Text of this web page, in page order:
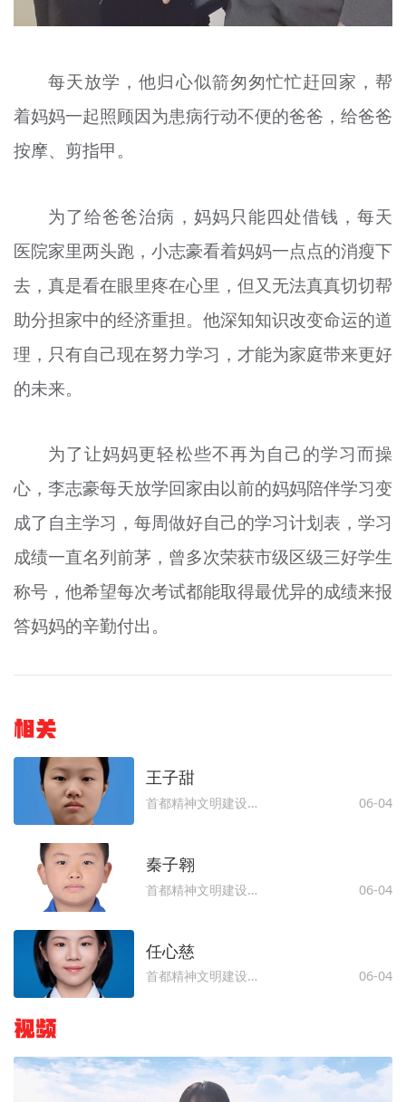
每天放学，他归心似箭匆匆忙忙赶回家，帮
着妈妈一起照顾因为患病行动不便的爸爸，给爸爸
按摩、剪指甲。
为了给爸爸治病，妈妈只能四处借钱，每天
医院家里两头跑，小志豪看着妈妈一点点的消瘦下
去，真是看在眼里疼在心里，但又无法真真切切帮
助分担家中的经济重担。他深知知识改变命运的道
理，只有自己现在努力学习 ，才能为家庭带来更好
的未来。
为了让妈妈更轻松些不再为自己的学习而操
心，李志豪每天放学回家由以前的妈妈陪伴学习变
成了自主学习 ，每周做好自己的学习计划表，学习
成绩一直名列前茅，曾多次荣获市级区级三好学生
称号，他希望每次考试都能取得最优异的成绩来报
答妈妈的辛勤付出。
相关
王子甜
首都精神文明建设委员会办公室 06-04
秦子翱
首都精神文明建设委员会办公室 06-04
任心慈
首都精神文明建设委员会办公室 06-04
视频